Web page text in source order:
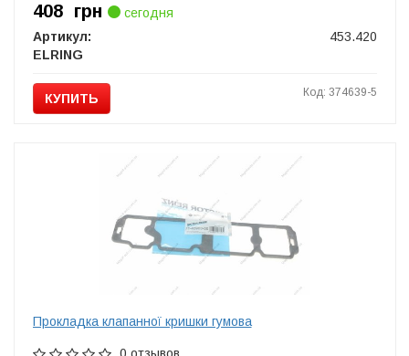
408 грн
сегодня
Артикул:
453.420
ELRING
КУПИТЬ Код: 374639-5
Прокладка клапанної кришки гумова